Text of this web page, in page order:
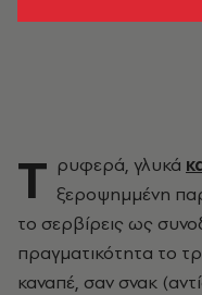
Τ ρυφερά, γλυκά
ξεροψημμένη
το σερβίρεις ως
πραγματικότητα το
καναπέ, σαν σνακ